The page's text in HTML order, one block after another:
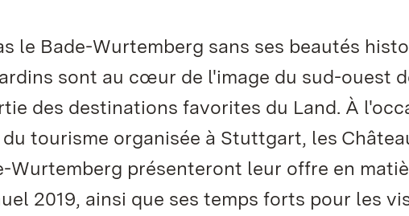
le Bade-Wurtemberg sans ses beautés
sont au cœur de l'image du sud-ouest
des destinations favorites du Land. À
tourisme organisée à Stuttgart, les
Wurtemberg présenteront leur offre en
2019, ainsi que ses temps forts pour les